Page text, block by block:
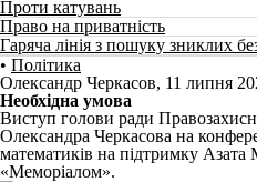
Проти катувань
Право на приватність
Гаряча лінія з пошуку зниклих
• Політика
Олександр Черкасов, 11 липня
Необхідна умова
Виступ голови ради
Олександра Черкасова на
математиків на підтримку Азата
«Меморіалом».